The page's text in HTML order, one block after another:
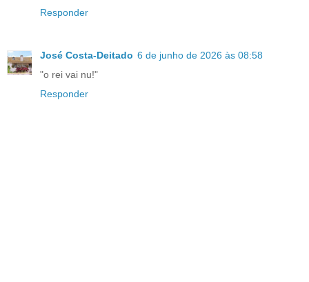
Responder
José Costa-Deitado 6 de junho de 2026 às 08:58
"o rei vai nu!"
Responder